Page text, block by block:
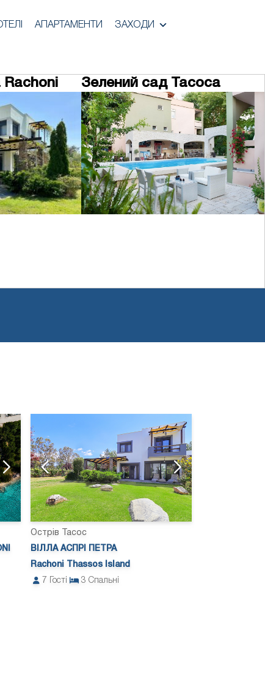
АПАРТАМЕНТИ ЗАХОДИ
Зелений сад Тасоса
Острів Тасос
ВІЛЛА АСПРІ ПЕТРА
Rachoni Thassos Island
7
Гості 3 Спальні